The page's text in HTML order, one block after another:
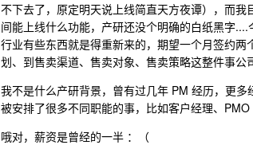
不下去了，原定明天说上线简直天方夜谭），而
间能上线什么功能，产研还没个明确的白纸黑字
行业有些东西就是得重新来的，期望一个月签约
划、到售卖渠道、售卖对象、售卖策略这整件事公
我不是什么产研背景，曾有过几年 PM 经历，更
被安排了很多不同职能的事，比如客户经理、
哦对，薪资是曾经的一半 ：（